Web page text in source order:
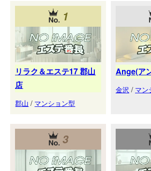
1
リラク＆エステ17 郡山
店
郡山 / マンション型
Ange(ア
金沢 / マン
3